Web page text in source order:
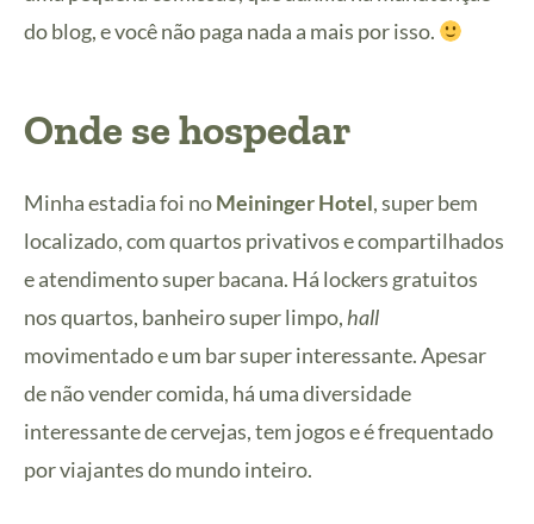
do blog, e você não paga nada a mais por isso.
Onde se hospedar
Minha estadia foi noMeininger Hotel, super bem
localizado, com quartos privativos e compartilhados
e atendimento super bacana. Há lockers gratuitos
nos quartos, banheiro super limpo, hall
movimentado e um bar super interessante. Apesar
de não vender comida, há uma diversidade
interessante de cervejas, tem jogos e é frequentado
por viajantes do mundo inteiro.